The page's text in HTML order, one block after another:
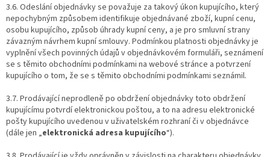
3.6. Odeslání objednávky se považuje za takový úkon kupujícího, který
nepochybným způsobem identifikuje objednávané zboží, kupní cenu,
osobu kupujícího, způsob úhrady kupní ceny, a je pro smluvní strany
závazným návrhem kupní smlouvy. Podmínkou platnosti objednávky je
vyplnění všech povinných údajů v objednávkovém formuláři, seznámení
se s těmito obchodními podmínkami na webové stránce a potvrzení
kupujícího o tom, že se s těmito obchodními podmínkami seznámil.
3.7. Prodávající neprodleně po obdržení objednávky toto obdržení
kupujícímu potvrdí elektronickou poštou, a to na adresu elektronické
pošty kupujícího uvedenou v uživatelském rozhraní či v objednávce
(dále jen „elektronická adresa kupujícího“).